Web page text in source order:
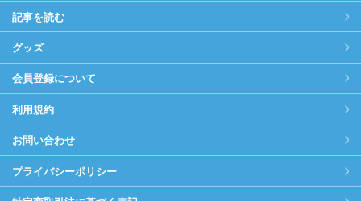
記事を読む
グッズ
会員登録について
利用規約
お問い合わせ
プライバシーポリシー